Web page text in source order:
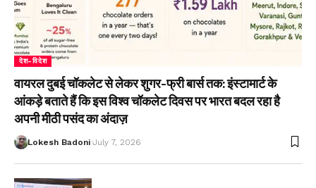
देश-विदेश
वायरल दुबई चॉकलेट से लेकर शुगर-फ्री बार्स तक: इंस्टामार्ट के
आंकड़े बताते हैं कि इस विश्व चॉकलेट दिवस पर भारत बदल रहा है
अपनी मीठी पसंद का अंदाज़
Lokesh Badoni July 7, 2026